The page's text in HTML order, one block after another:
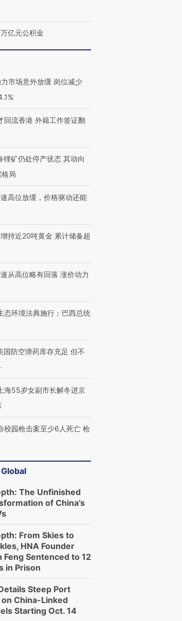
亿元公积金
市场意外放缓 岗位减少
回流香港 外籍工作签证翻
锂矿仍处停产状态 其动向
局
高位放缓，价格驱动还能
持近20吨黄金 累计储备超
从高位略有回落 涨价动力
态环境法典施行；巴西总统
国防空弹药库存充足 但不
海55岁女副市长解冬进京
校园枪击案至少6人死亡 枪
The Unfinished
of China’s
From Skies to
HNA Founder
Feng Sentenced to 12
in Prison
Steep Port
on China-Linked
Starting Oct. 14